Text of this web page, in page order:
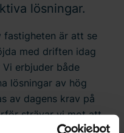
lösningar.
fastigheten är att se
med driften idag
Vi erbjuder både
lösningar av hög
av dagens krav på
strävar vi mot att
samtidigt ge dig